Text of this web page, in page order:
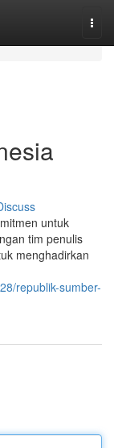
untuk
tim penulis
menghadirkan
republik-sumber-